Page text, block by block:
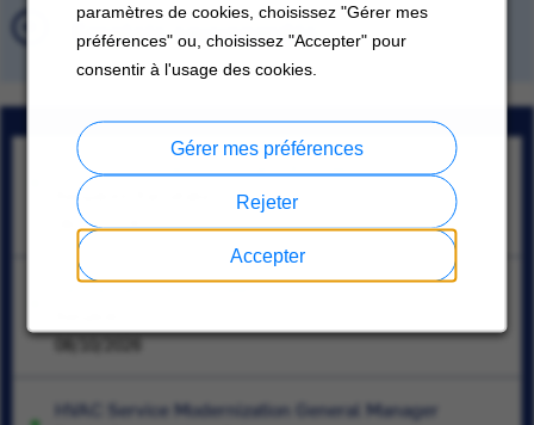
paramètres de cookies, choisissez "Gérer mes
préférences" ou, choisissez "Accepter" pour
consentir à l'usage des cookies.
Accepter
Rejeter
Gérer mes préférences
Emplois sauvegardés
OTC Functional Consultant/Architect
Bangalore, Karnataka
08/10/2026
Senior Service Engineer
HVAC Service Modernization General Manager